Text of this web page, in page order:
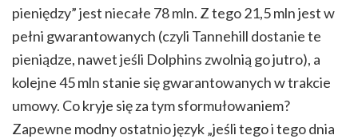
pieniędzy” jest niecałe 78 mln. Z tego 21,5 mln jest w
pełni gwarantowanych (czyli Tannehill dostanie te
pieniądze, nawet jeśli Dolphins zwolnią go jutro), a
kolejne 45 mln stanie się gwarantowanych w trakcie
umowy. Co kryje się za tym sformułowaniem?
Zapewne modny ostatnio język „jeśli tego i tego dnia